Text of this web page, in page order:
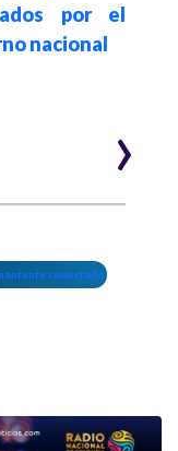
por el
nacional
›
conectado